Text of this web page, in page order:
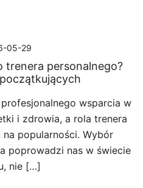
05-29
trenera personalnego?
wsparcia w
i zdrowia, a rola trenera
popularności. Wybór
poprowadzi nas w świecie
nie […]